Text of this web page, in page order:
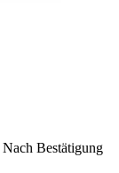
Nach Bestätigung